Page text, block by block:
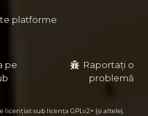
platforme
pe
Raportați o
problemă
licențiat sub licența GPLv2+ (și altele).